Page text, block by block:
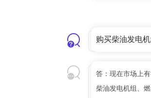
购买柴油发电
答：现在市场上
柴油发电机组、